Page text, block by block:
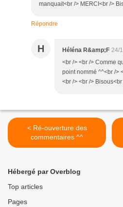
manquait<br /> MERCI<br />
Répondre
H Héléna R&amp;F 24/
<br /> <br /> Comme
point nommé ^^<br />
<br /> <br />
< Ré-ouverture des
commentaires ^^
Hébergé par Overblog
Top articles
Pages